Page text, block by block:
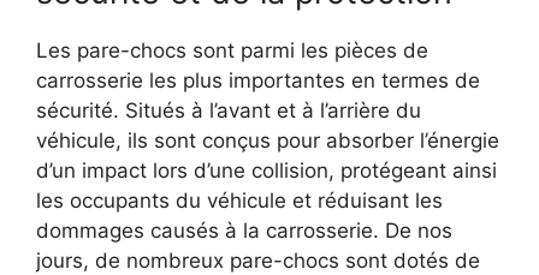
Les pare-chocs sont parmi les pièces de
carrosserie les plus importantes en termes de
sécurité. Situés à l’avant et à l’arrière du
véhicule, ils sont conçus pour absorber l’énergie
d’un impact lors d’une collision, protégeant ainsi
les occupants du véhicule et réduisant les
dommages causés à la carrosserie. De nos
jours, de nombreux pare-chocs sont dotés de